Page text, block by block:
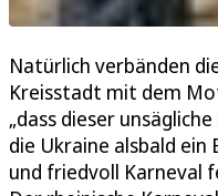
Natürlich verbänden
Kreisstadt mit dem
„dass dieser
die Ukraine alsbald
und friedvoll Karneval